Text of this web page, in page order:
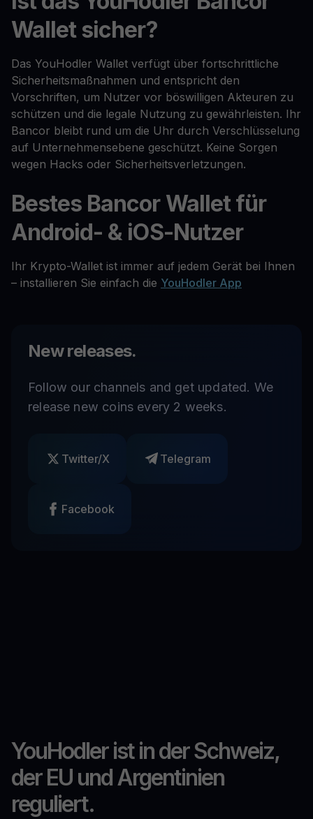
Wallet sicher?
Das YouHodler Wallet verfügt über fortschrittliche
Sicherheitsmaßnahmen und entspricht den
Vorschriften, um Nutzer vor böswilligen Akteuren zu
schützen und die legale Nutzung zu gewährleisten. Ihr
Bancor bleibt rund um die Uhr durch Verschlüsselung
auf Unternehmensebene geschützt. Keine Sorgen
wegen Hacks oder Sicherheitsverletzungen.
Bestes Bancor Wallet für
Android- & iOS-Nutzer
Ihr Krypto-Wallet ist immer auf jedem Gerät bei Ihnen
– installieren Sie einfach die YouHodler App
New releases.
Follow our channels and get updated. We
release new coins every 2 weeks.
Twitter/X Telegram
Facebook
YouHodler ist in der Schweiz,
der EU und Argentinien
reguliert.